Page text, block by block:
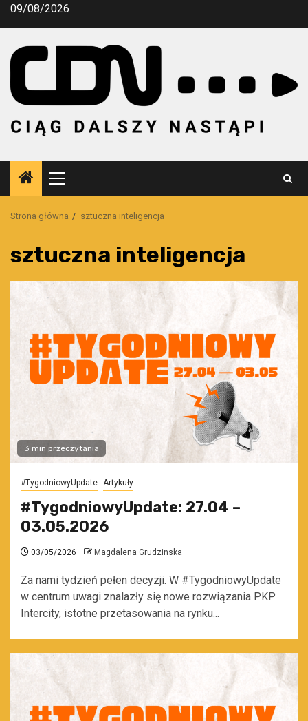
Przejdź
09/08/2026
Menu
główne
Strona główna sztuczna inteligencja
sztuczna inteligencja
3 min przeczytania
#TygodniowyUpdate Artykuły
#TygodniowyUpdate: 27.04 –
03.05.2026
03/05/2026 Magdalena Grudzinska
Za nami tydzień pełen decyzji. W #TygodniowyUpdate
w centrum uwagi znalazły się nowe rozwiązania PKP
Intercity, istotne przetasowania na rynku...